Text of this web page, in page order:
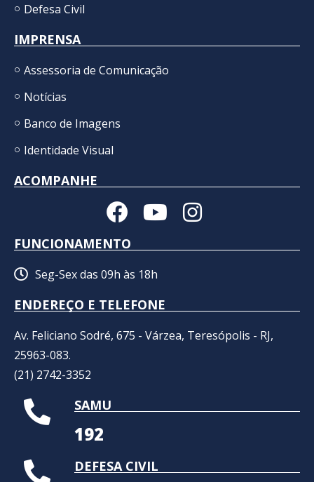
Defesa Civil
IMPRENSA
Assessoria de Comunicação
Notícias
Banco de Imagens
Identidade Visual
ACOMPANHE
FUNCIONAMENTO
Seg-Sex das 09h às 18h
ENDEREÇO E TELEFONE
Av. Feliciano Sodré, 675 - Várzea, Teresópolis - RJ,
25963-083.
(21) 2742-3352​
SAMU
192
DEFESA CIVIL